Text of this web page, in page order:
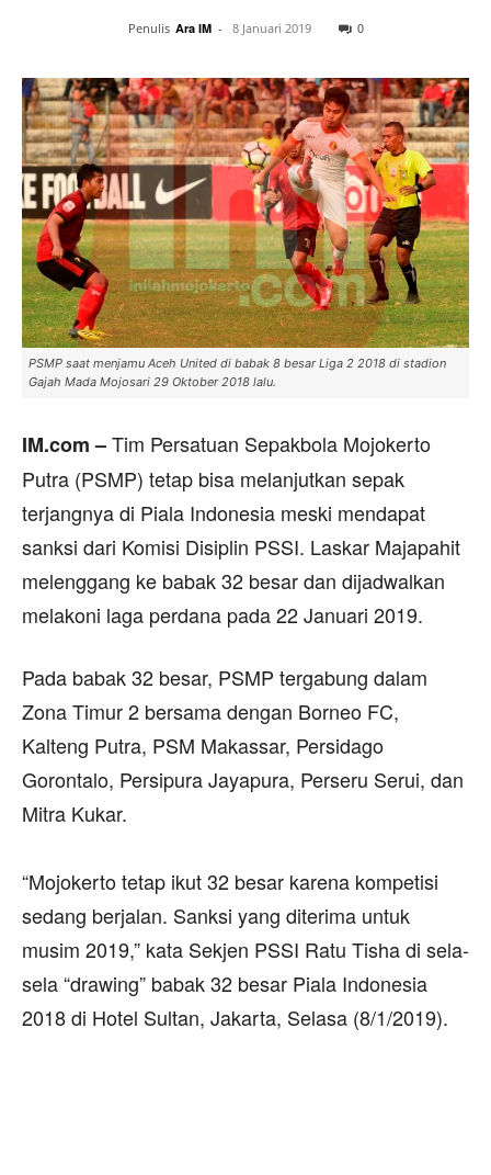
Penulis Ara IM - 8 Januari 2019 0
PSMP saat menjamu Aceh United di babak 8 besar Liga 2 2018 di stadion
Gajah Mada Mojosari 29 Oktober 2018 lalu.
IM.com –Tim Persatuan Sepakbola Mojokerto
Putra (PSMP) tetap bisa melanjutkan sepak
terjangnya di Piala Indonesia meski mendapat
sanksi dari Komisi Disiplin PSSI. Laskar Majapahit
melenggang ke babak 32 besar dan dijadwalkan
melakoni laga perdana pada 22 Januari 2019.
Pada babak 32 besar, PSMP tergabung dalam
Zona Timur 2 bersama dengan Borneo FC,
Kalteng Putra, PSM Makassar, Persidago
Gorontalo, Persipura Jayapura, Perseru Serui, dan
Mitra Kukar.
“Mojokerto tetap ikut 32 besar karena kompetisi
sedang berjalan. Sanksi yang diterima untuk
musim 2019,” kata Sekjen PSSI Ratu Tisha di sela-
sela “drawing” babak 32 besar Piala Indonesia
2018 di Hotel Sultan, Jakarta, Selasa (8/1/2019).